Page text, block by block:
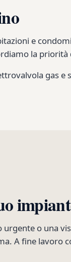
e
la priorità
gas e
o una
A fine lavoro